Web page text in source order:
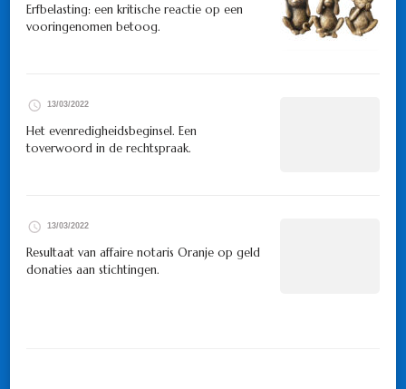
Erfbelasting: een kritische reactie op een
vooringenomen betoog.
13/03/2022
Het evenredigheidsbeginsel. Een
toverwoord in de rechtspraak.
13/03/2022
Resultaat van affaire notaris Oranje op geld
donaties aan stichtingen.